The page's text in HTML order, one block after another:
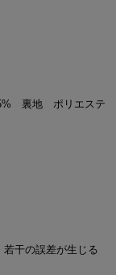
裏地 ポリエステ
干の誤差が生じる